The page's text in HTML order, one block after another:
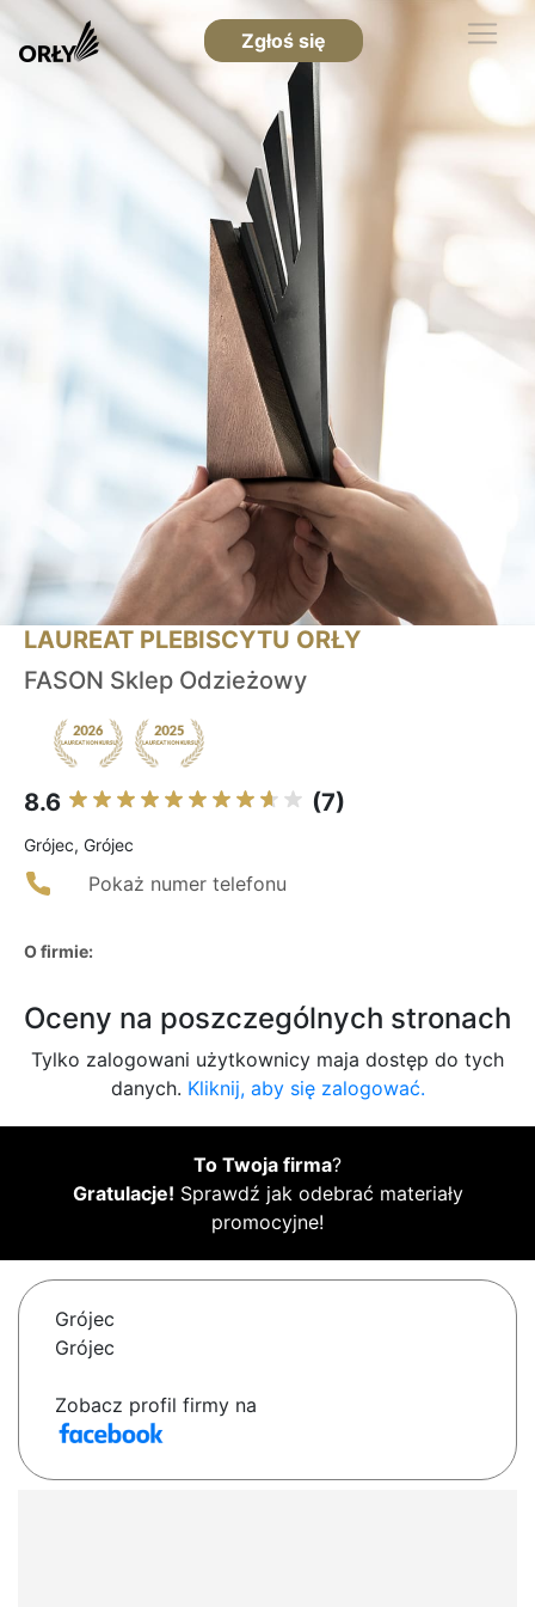
Zgłoś się
LAUREAT PLEBISCYTU ORŁY
FASON Sklep Odzieżowy
8.6 (7)
Grójec, Grójec
Pokaż numer telefonu
O firmie:
Oceny na poszczególnych stronach
Tylko zalogowani użytkownicy maja dostęp do tych
danych. Kliknij, aby się zalogować.
To Twoja firma?
Gratulacje! Sprawdź jak odebrać materiały
promocyjne!
Grójec
Grójec
Zobacz profil firmy na